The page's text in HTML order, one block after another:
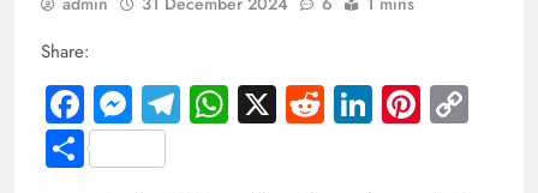
Share:
Facebook
Messenger
Telegram
WhatsApp
X RedditLinkedIn
Share